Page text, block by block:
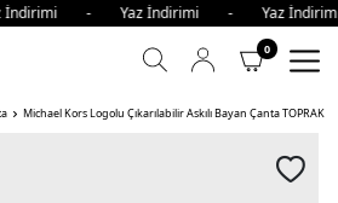
- Yaz İndirimi - Yaz
0
Michael Kors Logolu Çıkarılabilir Askılı Bayan Çanta TOPRAK